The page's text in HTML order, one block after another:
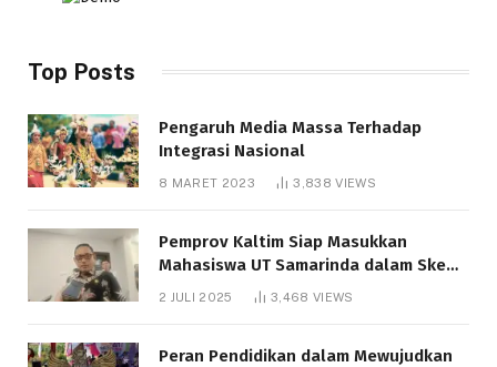
Top Posts
Pengaruh Media Massa Terhadap
Integrasi Nasional
8 MARET 2023 3,838VIEWS
Pemprov Kaltim Siap Masukkan
Mahasiswa UT Samarinda dalam Skema
Bantuan Pendidikan Gratispol
2 JULI 2025 3,468 VIEWS
Peran Pendidikan dalam Mewujudkan